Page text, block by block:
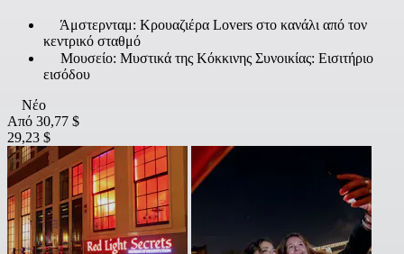
Άμστερνταμ: Κρουαζιέρα Lovers στο κανάλι από τον
κεντρικό σταθμό
Μουσείο: Μυστικά της Κόκκινης Συνοικίας: Εισιτήριο
εισόδου
Νέο
Από 30,77 $
29,23 $